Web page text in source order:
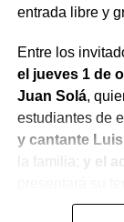
entrada libre y
Entre los
el jueves 1 de
Juan Solá,
estudiantes de
y cantante
la familia;
y el